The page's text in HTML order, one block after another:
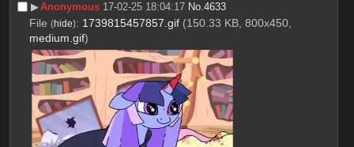
▶︎Anonymous 17-02-25 18:04:17 No.4633
File (hide): 1739815457857.gif (150.33 KB, 800x450,
medium.gif)